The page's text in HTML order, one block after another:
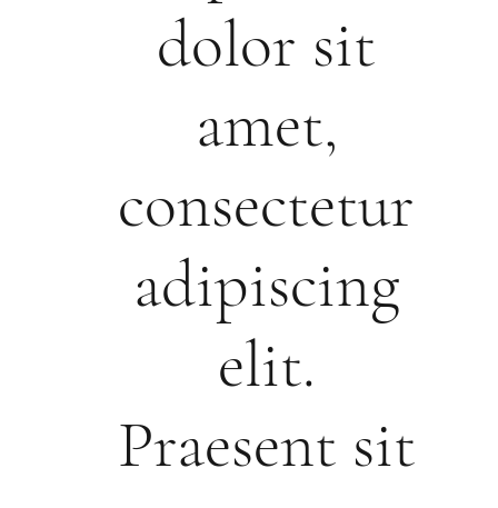
dolor sit
amet,
consectetur
adipiscing
elit.
Praesent sit